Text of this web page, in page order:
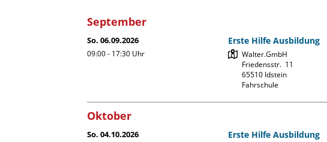
September
So. 06.09.2026
09:00 - 17:30 Uhr
Erste Hilfe Ausbildung
Walter.GmbH
Friedensstr.  11
65510 Idstein
Fahrschule
Oktober
So. 04.10.2026 Erste Hilfe Ausbildung